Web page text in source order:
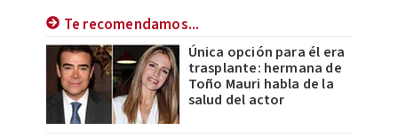
Te recomendamos...
Única opción para él era
trasplante: hermana de
Toño Mauri habla de la
salud del actor